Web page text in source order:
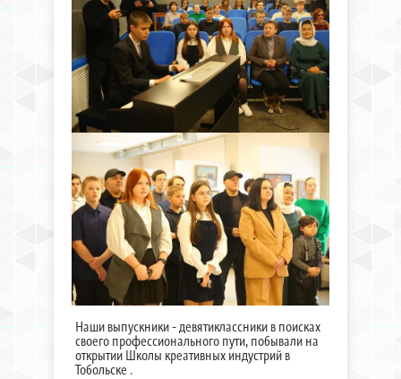
Наши выпускники - девятиклассники в поисках
своего профессионального пути, побывали на
открытии Школы креативных индустрий в
Тобольске .